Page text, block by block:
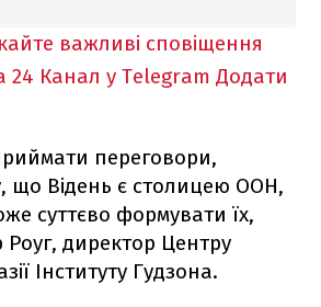
важливі сповіщення
24 Канал у Telegram Додати
переговори,
що Відень є столицею ООН,
суттєво формувати їх,
Роуг, директор Центру
Інституту Гудзона.